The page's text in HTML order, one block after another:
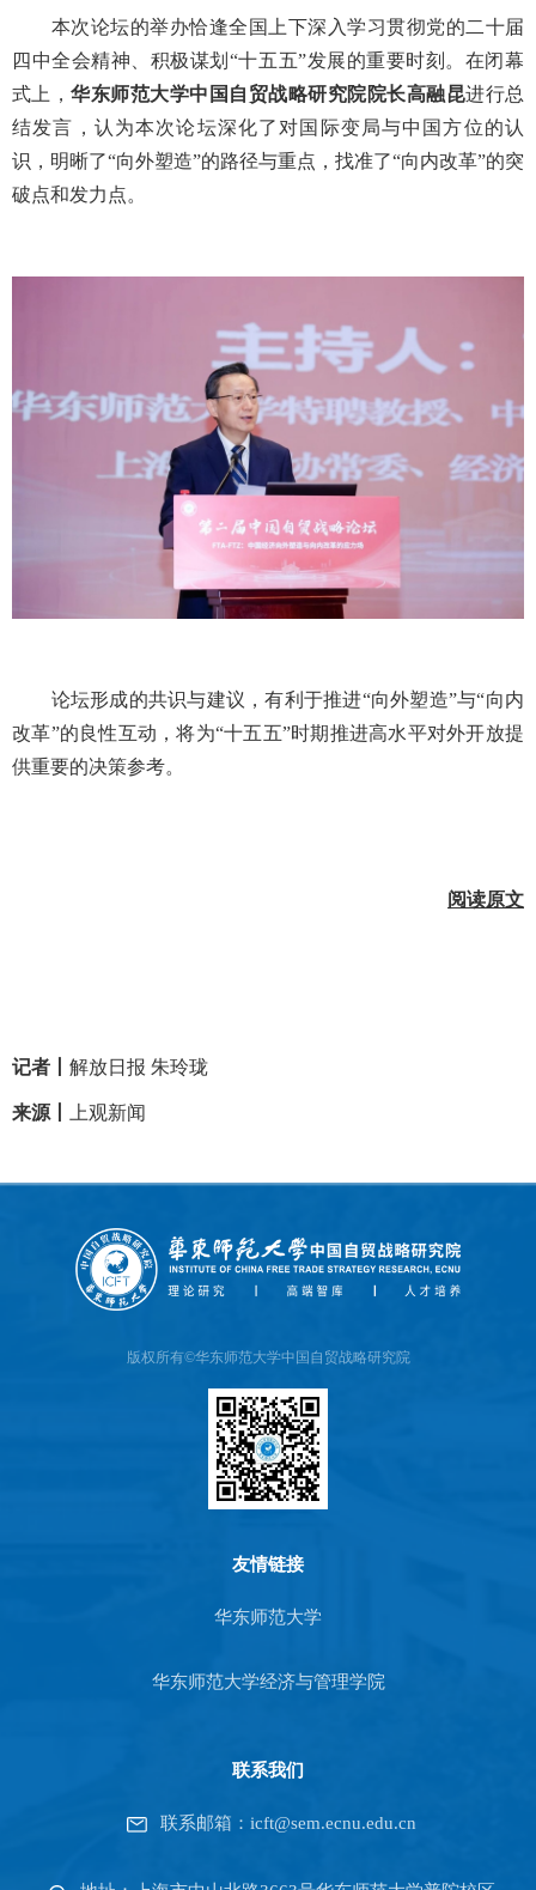
本次论坛的举办恰逢全国上下深入学习贯彻党的二十届
四中全会精神、积极谋划“十五五”发展的重要时刻。在闭幕
式上，华东师范大学中国自贸战略研究院院长高融昆进行总
结发言，认为本次论坛深化了对国际变局与中国方位的认
识，明晰了“向外塑造”的路径与重点，找准了“向内改革”的突
破点和发力点。
论坛形成的共识与建议，有利于推进“向外塑造”与“向内
改革”的良性互动，将为“十五五”时期推进高水平对外开放提
供重要的决策参考。
阅读原文
记者 解放日报 朱玲珑
来源 上观新闻
版权所有©华东师范大学中国自贸战略研究院
友情链接
华东师范大学
华东师范大学经济与管理学院
联系我们
联系邮箱：icft@sem.ecnu.edu.cn